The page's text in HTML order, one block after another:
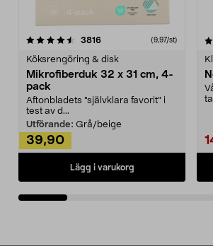
3816recensioner (9,97/st)
Köksrengöring & disk
Mikrofiberduk 32 x 31 cm, 4-
pack
Aftonbladets "självklara favorit” i
test av d...
Utförande: Grå/beige
39,90
Lägg i varukorg
4.0av 5 stjärnor